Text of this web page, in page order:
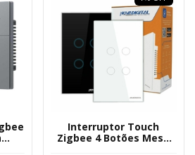
Interruptor Touch
Zigbee 4 Botões Mesh